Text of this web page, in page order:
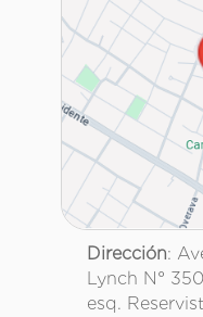
Dirección:
Lynch N°
esq.